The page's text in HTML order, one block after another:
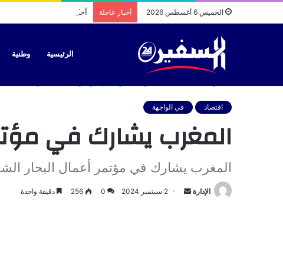
الخميس 6 أغسطس 2026 أخبار عاجلة أحكام بحق سائقي
الرئيسية وطنية
اقتصاد في الواجهة
المغرب يشارك في مؤتمر
المغرب يشارك في مؤتمر أعمال البحار الشمالية 2024 -
الإدارة
أرسل 2 سبتمبر 2024 0
256 دقيقة واحدة